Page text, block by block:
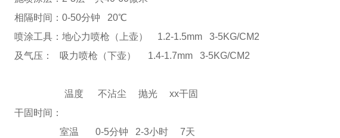
相隔时间：0-50分钟 20℃
喷涂工具：地心力喷枪（上壶） 1.2-1.5mm 3-5KG/CM2
及气压： 吸力喷枪（下壶） 1.4-1.7mm 3-5KG/CM2
温度 不沾尘 抛光 xx干固
干固时间：
室温 0-5分钟 2-3小时 7天